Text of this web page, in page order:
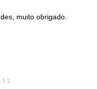
muito obrigado.